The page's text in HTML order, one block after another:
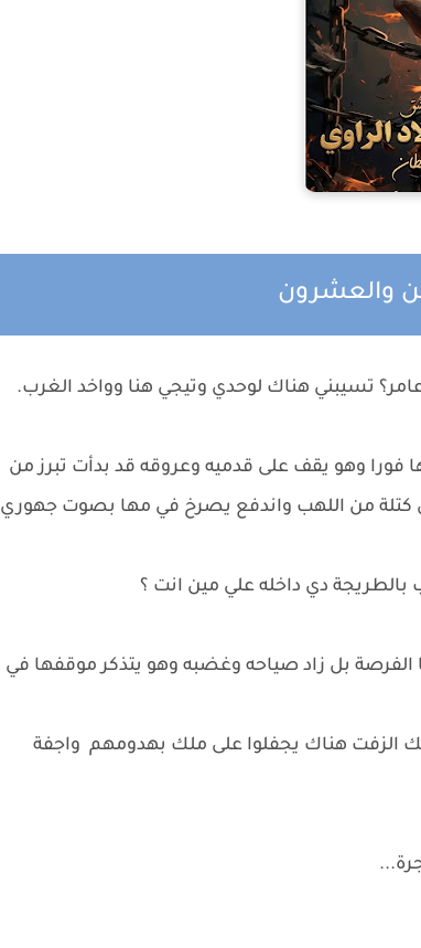
والعشرون
تسيبني هناك لوحدي وتيجي هنا وواخد الغرب.
وهو يقف على قدميه وعروقه قد بدأت تبرز من
كتلة من اللهب واندفع يصرخ في مها بصوت جهوري
دي داخله علي مين انت ؟
بل زاد صياحه وغضبه وهو يتذكر موقفها في
الزفت هناك يجفلوا على ملك بهدومهم واجفة